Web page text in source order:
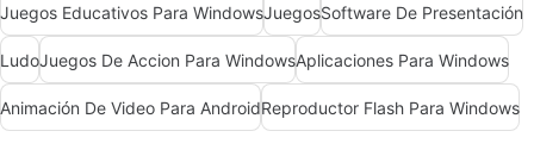
Juegos Educativos Para WindowsJuegosSoftware De Presentación
LudoJuegos De Accion Para WindowsAplicaciones Para Windows
Animación De Video Para AndroidReproductor Flash Para Windows